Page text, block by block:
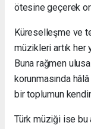
ötesine geçerek
Küreselleşme ve
müzikleri artık
Buna rağmen
korunmasında
bir toplumun
Türk müziği ise